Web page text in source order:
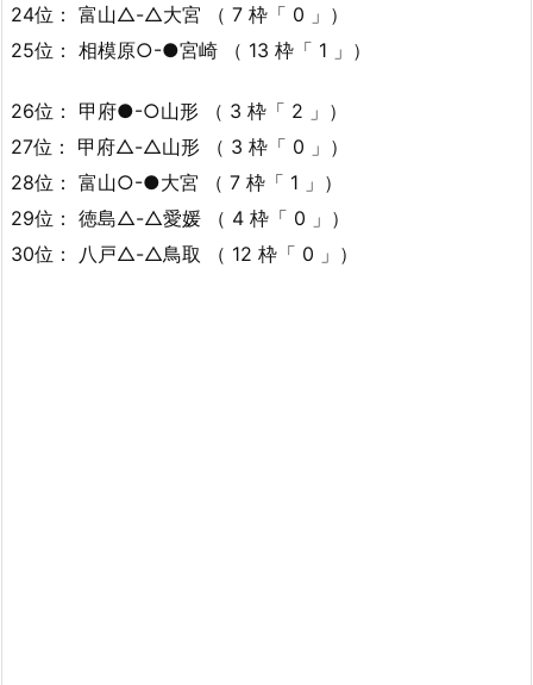
24位： 富山△-△大宮 （ 7 枠「 0 」）
25位： 相模原○-●宮崎 （ 13 枠「 1 」）
26位： 甲府●-○山形 （ 3 枠「 2 」）
27位： 甲府△-△山形 （ 3 枠「 0 」）
28位： 富山○-●大宮 （ 7 枠「 1 」）
29位： 徳島△-△愛媛 （ 4 枠「 0 」）
30位： 八戸△-△鳥取 （ 12 枠「 0 」）